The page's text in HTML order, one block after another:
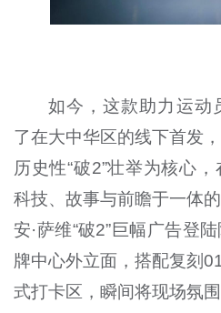
如今，这款助力运动
了在大中华区的线下首发
历史性“破2”壮举为核心
科技、故事与前瞻于一体
安·萨维“破2”巨幅广告登
牌中心外立面，搭配复刻
式打卡区，瞬间将现场氛围